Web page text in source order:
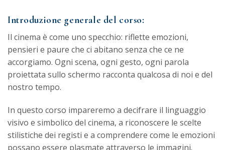
Introduzione generale del corso:
Il cinema è come uno specchio: riflette emozioni,
pensieri e paure che ci abitano senza che ce ne
accorgiamo. Ogni scena, ogni gesto, ogni parola
proiettata sullo schermo racconta qualcosa di noi e del
nostro tempo.
In questo corso impareremo a decifrare il linguaggio
visivo e simbolico del cinema, a riconoscere le scelte
stilistiche dei registi e a comprendere come le emozioni
possano essere plasmate attraverso le immagini.